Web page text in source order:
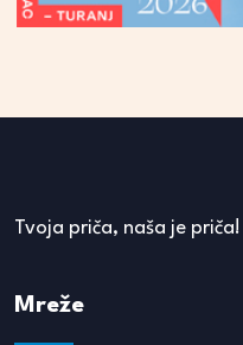
Tvoja priča, naša je priča!
Mreže